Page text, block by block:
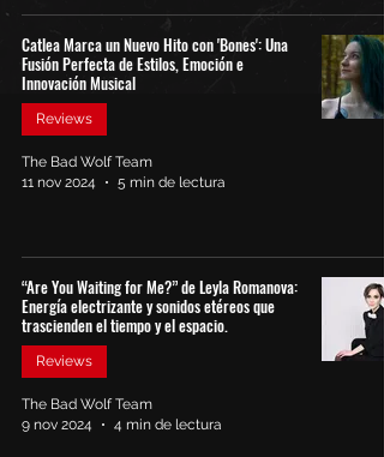
Catlea Marca un Nuevo Hito con 'Bones': Una
Fusión Perfecta de Estilos, Emoción e
Innovación Musical
Reviews
The Bad Wolf Team
11 nov 2024
5 min de lectura
“Are You Waiting for Me?” de Leyla Romanova:
Energía electrizante y sonidos etéreos que
trascienden el tiempo y el espacio.
Reviews
The Bad Wolf Team
9 nov 2024
4 min de lectura